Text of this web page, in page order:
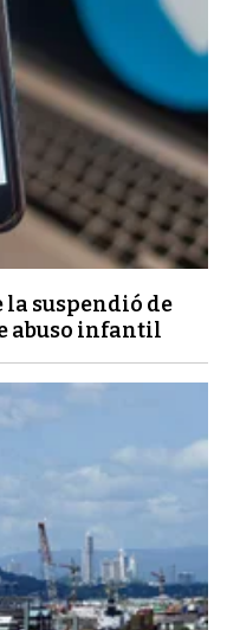
suspendió de
abuso infantil